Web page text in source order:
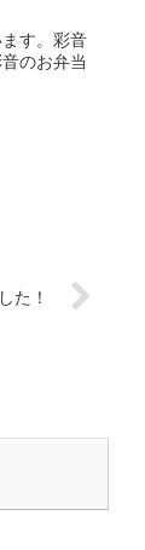
す。彩音
のお弁当
た！